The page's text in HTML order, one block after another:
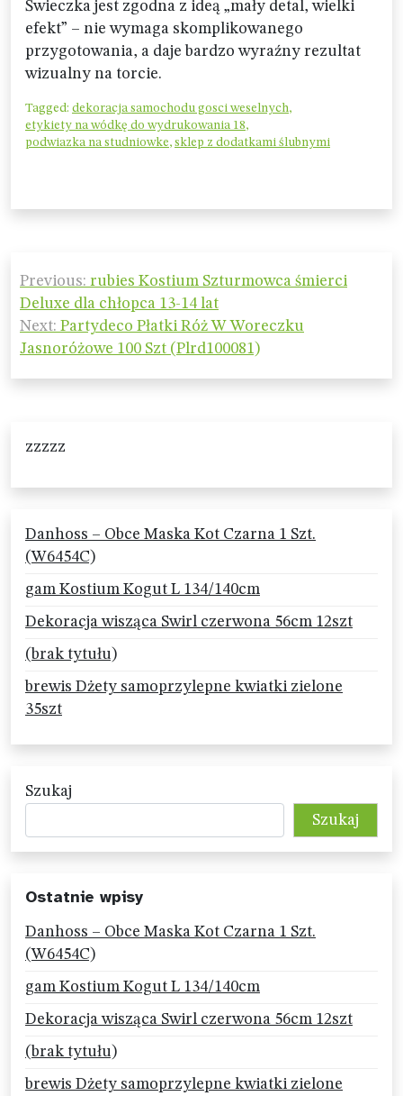
Świeczka jest zgodna z ideą „mały detal, wielki
efekt” – nie wymaga skomplikowanego
przygotowania, a daje bardzo wyraźny rezultat
wizualny na torcie.
Tagged: dekoracja samochodu gosci weselnych,
etykiety na wódkę do wydrukowania 18,
podwiazka na studniowke, sklep z dodatkami ślubnymi
Nawigacja
wpisu
Previous: rubies Kostium Szturmowca śmierci
Deluxe dla chłopca 13-14 lat
Next: Partydeco Płatki Róż W Woreczku
Jasnoróżowe 100 Szt (Plrd100081)
zzzzz
Danhoss – Obce Maska Kot Czarna 1 Szt.
(W6454C)
gam Kostium Kogut L 134/140cm
Dekoracja wisząca Swirl czerwona 56cm 12szt
(brak tytułu)
brewis Dżety samoprzylepne kwiatki zielone
35szt
Szukaj
Szukaj
Ostatnie wpisy
Danhoss – Obce Maska Kot Czarna 1 Szt.
(W6454C)
gam Kostium Kogut L 134/140cm
Dekoracja wisząca Swirl czerwona 56cm 12szt
(brak tytułu)
brewis Dżety samoprzylepne kwiatki zielone